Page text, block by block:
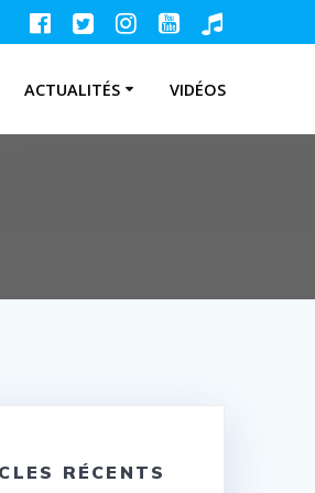
ACTUALITÉS VIDÉOS
RÉCENTS